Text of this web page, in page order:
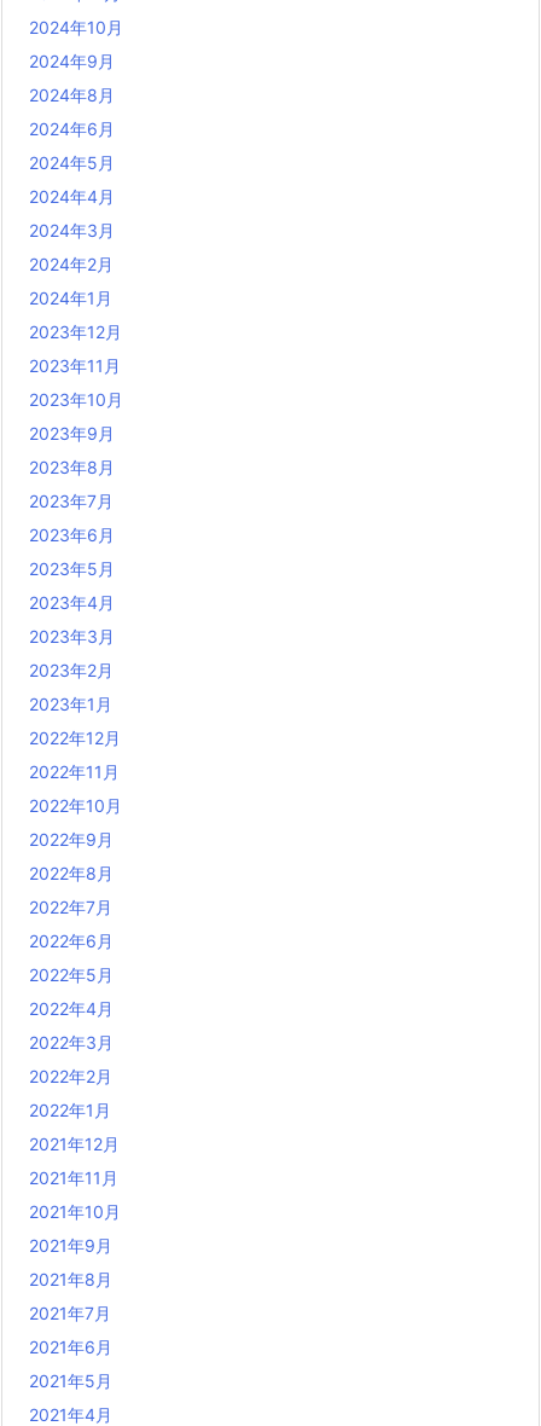
2024年10月
2024年9月
2024年8月
2024年6月
2024年5月
2024年4月
2024年3月
2024年2月
2024年1月
2023年12月
2023年11月
2023年10月
2023年9月
2023年8月
2023年7月
2023年6月
2023年5月
2023年4月
2023年3月
2023年2月
2023年1月
2022年12月
2022年11月
2022年10月
2022年9月
2022年8月
2022年7月
2022年6月
2022年5月
2022年4月
2022年3月
2022年2月
2022年1月
2021年12月
2021年11月
2021年10月
2021年9月
2021年8月
2021年7月
2021年6月
2021年5月
2021年4月